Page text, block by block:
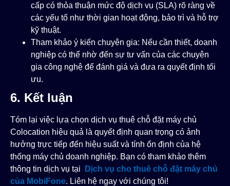
cấp có thỏa thuận mức độ dịch vụ (SLA) rõ ràng về
các yếu tố như thời gian hoạt động, bảo trì và hỗ trợ
kỹ thuật.
Tham khảo ý kiến chuyên gia: Nếu cần thiết, doanh
nghiệp có thể nhờ đến sự tư vấn của các chuyên
gia công nghệ để đánh giá và đưa ra quyết định tối
ưu.
6. Kết luận
Tóm lại việc lựa chọn dịch vụ thuê chỗ đặt máy chủ
Colocation hiệu quả là quyết định quan trọng có ảnh
hưởng trực tiếp đến hiệu suất và tính ổn định của hệ
thống máy chủ doanh nghiệp. Bạn có tham khảo thêm
thông tin dịch vụ tại
Dịch vụ cho thuê chỗ đặt máy chủ
của MobiFone. Liên hệ ngay với chúng tôi!